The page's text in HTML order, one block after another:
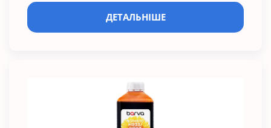
ДЕТАЛЬНІШЕ